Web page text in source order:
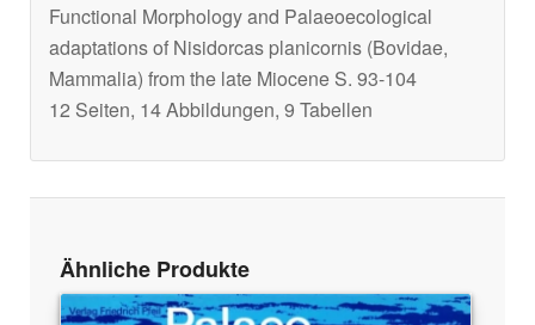
Functional Morphology and Palaeoecological
adaptations of Nisidorcas planicornis (Bovidae,
Mammalia) from the late Miocene S. 93-104
12 Seiten, 14 Abbildungen, 9 Tabellen
Ähnliche Produkte